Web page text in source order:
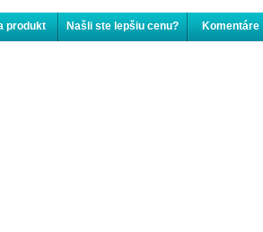
produkt Našli ste lepšiu cenu? Komentáre